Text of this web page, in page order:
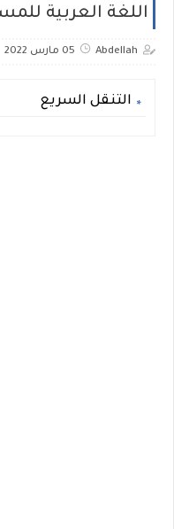
اللغة العربية
Abdellah 05 مارس 2022
التنقل السريع